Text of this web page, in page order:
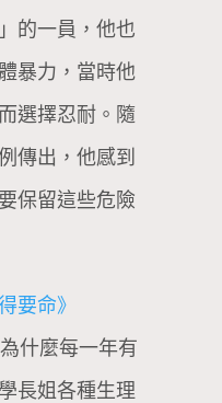
的一員，他也
暴力，當時他
選擇忍耐。隨
傳出，他感到
保留這些危險
要命》
什麼每一年有
長姐各種生理